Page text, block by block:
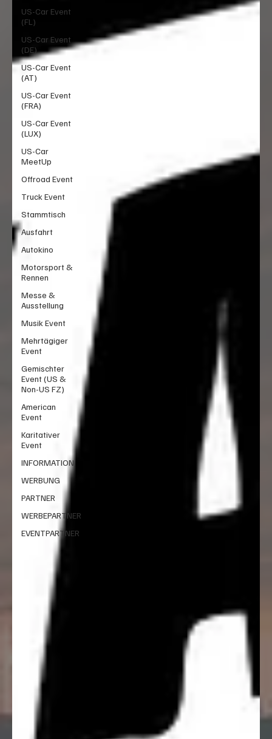
US-Car Event
(FL)
US-Car Event
(DE)
US-Car Event
(AT)
US-Car Event
(FRA)
US-Car Event
(LUX)
US-Car
MeetUp
Offroad Event
Truck Event
Stammtisch
Ausfahrt
Autokino
Motorsport &
Rennen
Messe &
Ausstellung
Musik Event
Mehrtägiger
Event
Gemischter
Event (US &
Non-US FZ)
American
Event
Karitativer
Event
INFORMATION
WERBUNG
PARTNER
WERBEPARTNER
EVENTPARTNER